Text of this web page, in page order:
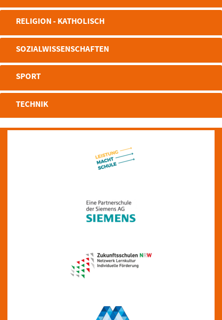
RELIGION - KATHOLISCH
SOZIALWISSENSCHAFTEN
SPORT
TECHNIK